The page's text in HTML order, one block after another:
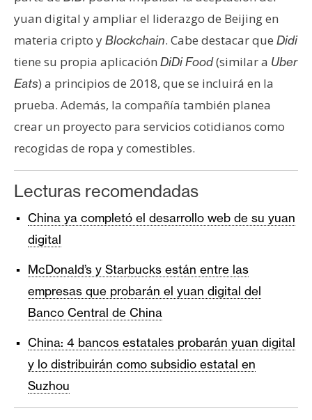
yuan digital y ampliar el liderazgo de Beijing en
materia cripto yBlockchain. Cabe destacar que Didi
tiene su propia aplicación DiDi Food(similar a Uber
Eats) a principios de 2018, que se incluirá en la
prueba. Además, la compañía también planea
crear un proyecto para servicios cotidianos como
recogidas de ropa y comestibles.
Lecturas recomendadas
China ya completó el desarrollo web de su yuan
digital
McDonald’s y Starbucks están entre las
empresas que probarán el yuan digital del
Banco Central de China
China: 4 bancos estatales probarán yuan digital
y lo distribuirán como subsidio estatal en
Suzhou